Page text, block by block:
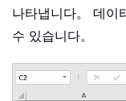
나타냅니다。 데이
수 있습니다。